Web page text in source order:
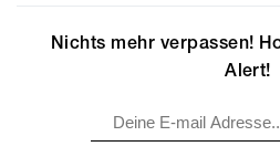
Nichts mehr verpassen!
Alert!